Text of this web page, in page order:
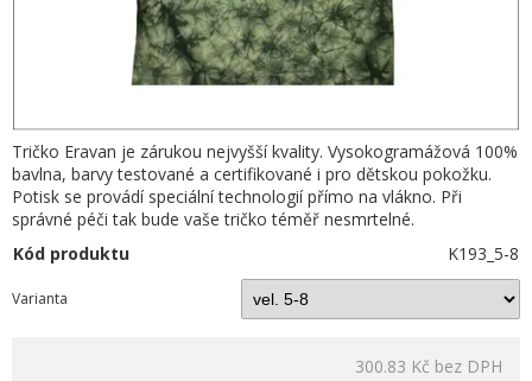
Tričko Eravan je zárukou nejvyšší kvality. Vysokogramážová 100%
bavlna, barvy testované a certifikované i pro dětskou pokožku.
Potisk se provádí speciální technologií přímo na vlákno. Při
správné péči tak bude vaše tričko téměř nesmrtelné.
Kód produktu
K193_5-8
Varianta
300.83 Kč bez DPH